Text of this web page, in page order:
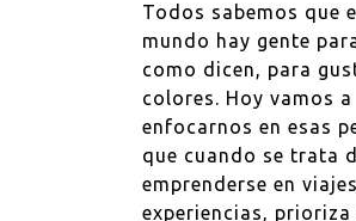
Todos sabemos que
mundo hay gente
como dicen, para
colores. Hoy vamos a
enfocarnos en esas
que cuando se trata
emprenderse en
experiencias, prioriza